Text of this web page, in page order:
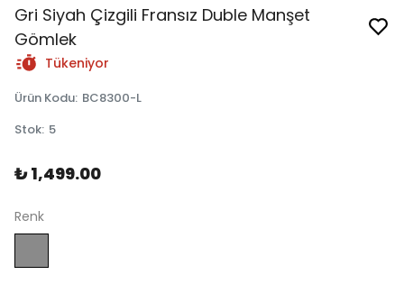
Gri Siyah Çizgili Fransız Duble Manşet
Gömlek
Tükeniyor
Ürün Kodu: BC8300-L
Stok: 5
₺ 1,499.00
Renk